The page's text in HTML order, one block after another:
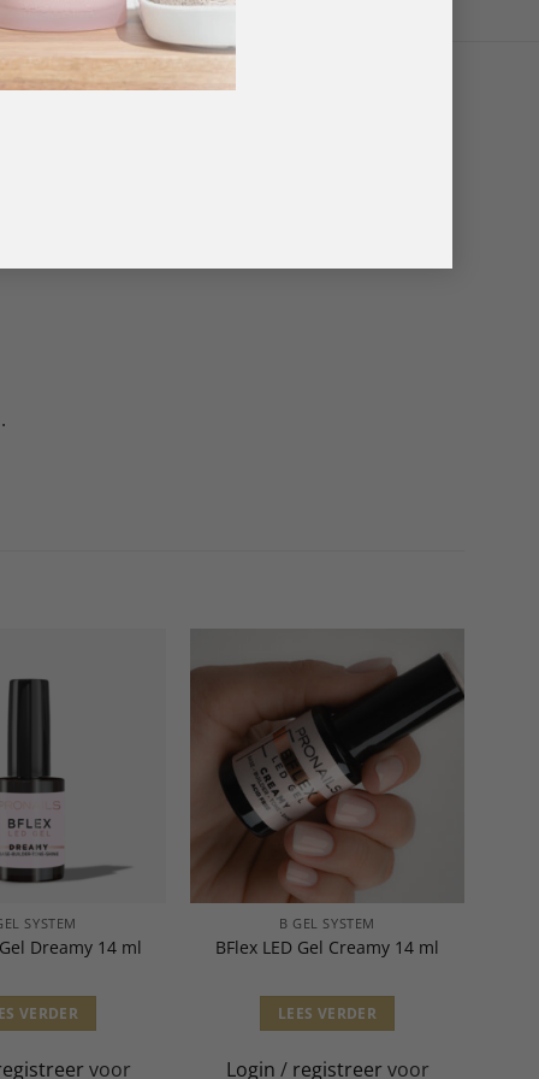
bouwgels.
SYSTEM
Dreamy 14 ml
VERDER
voor
B GEL SYSTEM
BFlex LED Gel Creamy 14 ml
LEES VERDER
Login / registreer voor